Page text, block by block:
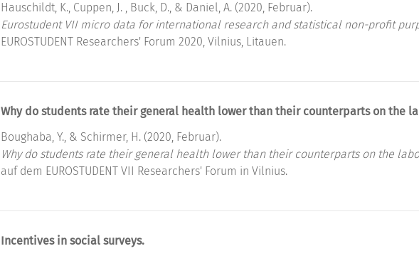
Hauschildt, K., Cuppen, J. , Buck, D., & Daniel, A. (2020, Februar).
Eurostudent VII micro data for international research and statistical non-profit
EUROSTUDENT Researchers' Forum 2020, Vilnius, Litauen.
Why do students rate their general health lower than their counterparts on the
Boughaba, Y., & Schirmer, H. (2020, Februar).
Why do students rate their general health lower than their counterparts on the
auf dem EUROSTUDENT VII Researchers' Forum in Vilnius.
Incentives in social surveys.